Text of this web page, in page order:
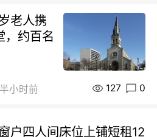
老人携
，约百名
半小时前 127 0
户四人间床位上铺短租12